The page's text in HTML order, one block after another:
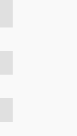
區之設備，
農田地力改善
之自然人代表亦適
明。三、從事